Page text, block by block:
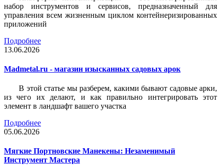
набор инструментов и сервисов, предназначенный для
управления всем жизненным циклом контейнеризированных
приложений
Подробнее
13.06.2026
Madmetal.ru - магазин изысканных садовых арок
В этой статье мы разберем, какими бывают садовые арки,
из чего их делают, и как правильно интегрировать этот
элемент в ландшафт вашего участка
Подробнее
05.06.2026
Мягкие Портновские Манекены: Незаменимый
Инструмент Мастера